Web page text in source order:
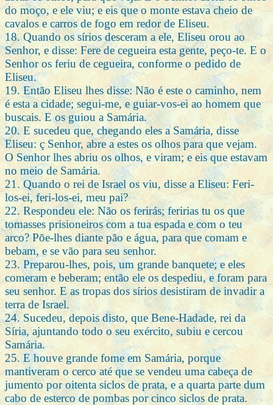
do moço, e ele viu; e eis que o monte estava cheio de
cavalos e carros de fogo em redor de Eliseu.
18. Quando os sírios desceram a ele, Eliseu orou ao
Senhor, e disse: Fere de cegueira esta gente, peço-te. E o
Senhor os feriu de cegueira, conforme o pedido de
Eliseu.
19. Então Eliseu lhes disse: Não é este o caminho, nem
é esta a cidade; segui-me, e guiar-vos-ei ao homem que
buscais. E os guiou a Samária.
20. E sucedeu que, chegando eles a Samária, disse
Eliseu: ç Senhor, abre a estes os olhos para que vejam.
O Senhor lhes abriu os olhos, e viram; e eis que estavam
no meio de Samária.
21. Quando o rei de Israel os viu, disse a Eliseu: Feri-
los-ei, feri-los-ei, meu pai?
22. Respondeu ele: Não os ferirás; feririas tu os que
tomasses prisioneiros com a tua espada e com o teu
arco? Põe-lhes diante pão e água, para que comam e
bebam, e se vão para seu senhor.
23. Preparou-lhes, pois, um grande banquete; e eles
comeram e beberam; então ele os despediu, e foram para
seu senhor. E as tropas dos sírios desistiram de invadir a
terra de Israel.
24. Sucedeu, depois disto, que Bene-Hadade, rei da
Síria, ajuntando todo o seu exército, subiu e cercou
Samária.
25. E houve grande fome em Samária, porque
mantiveram o cerco até que se vendeu uma cabeça de
jumento por oitenta siclos de prata, e a quarta parte dum
cabo de esterco de pombas por cinco siclos de prata.